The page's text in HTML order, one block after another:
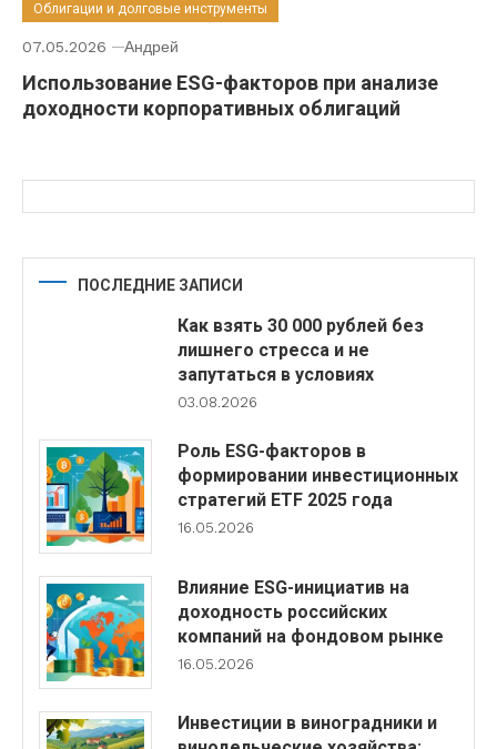
Облигации и долговые инструменты
07.05.2026 Андрей
Использование ESG-факторов при анализе
доходности корпоративных облигаций
ПОСЛЕДНИЕ ЗАПИСИ
Как взять 30 000 рублей без
лишнего стресса и не
запутаться в условиях
03.08.2026
Роль ESG-факторов в
формировании инвестиционных
стратегий ETF 2025 года
16.05.2026
Влияние ESG-инициатив на
доходность российских
компаний на фондовом рынке
16.05.2026
Инвестиции в виноградники и